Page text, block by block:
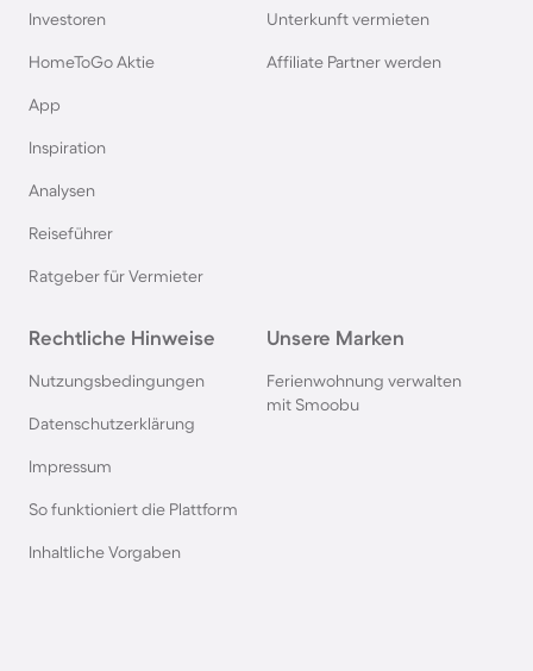
Pensionen in Holland
Pensionen im Bayerischen Wald
Pensionen in Deutschland
Pensionen in Berchtesgaden
Investoren
HomeToGo Aktie
App
Inspiration
Analysen
Reiseführer
Ratgeber für Vermieter
Unterkunft vermieten
Affiliate Partner werden
Rechtliche Hinweise
Nutzungsbedingungen
Datenschutzerklärung
Impressum
So funktioniert die Plattform
Inhaltliche Vorgaben
Unsere Marken
Ferienwohnung verwalten
mit Smoobu